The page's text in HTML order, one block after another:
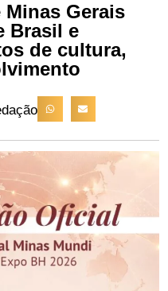
Minas Gerais
Brasil e
de cultura,